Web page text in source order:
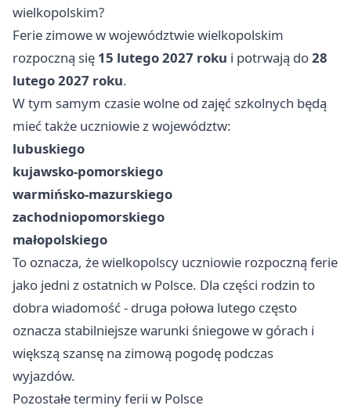
wielkopolskim?
Ferie zimowe w województwie wielkopolskim
rozpoczną się 15 lutego 2027 roku i potrwają do28
lutego 2027 roku.
W tym samym czasie wolne od zajęć szkolnych będą
mieć także uczniowie z województw:
lubuskiego
kujawsko-pomorskiego
warmińsko-mazurskiego
zachodniopomorskiego
małopolskiego
To oznacza, że wielkopolscy uczniowie rozpoczną ferie
jako jedni z ostatnich w Polsce. Dla części rodzin to
dobra wiadomość - druga połowa lutego często
oznacza stabilniejsze warunki śniegowe w górach i
większą szansę na zimową pogodę podczas
wyjazdów.
Pozostałe terminy ferii w Polsce